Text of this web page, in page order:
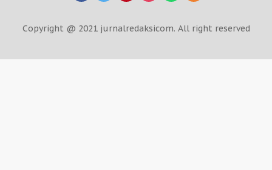
Copyright @ 2021 jurnalredaksicom. All right reserved